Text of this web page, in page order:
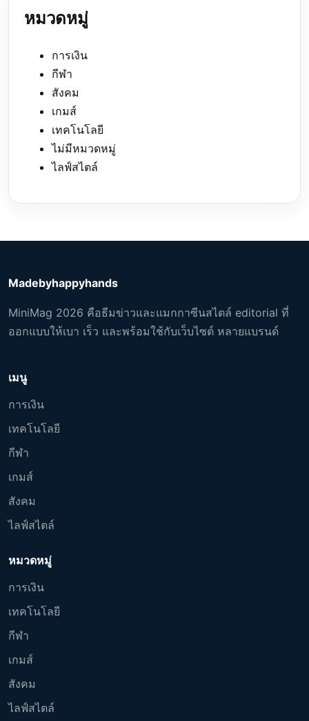
หมวดหมู่
การเงิน
กีฬา
สังคม
เกมส์
เทคโนโลยี
ไม่มีหมวดหมู่
ไลฟ์สไตล์
Madebyhappyhands
MiniMag 2026 คือธีมข่าวและแมกกาซีนสไตล์ editorial ที่
ออกแบบให้เบา เร็ว และพร้อมใช้กับเว็บไซต์ หลายแบรนด์
เมนู
การเงิน
เทคโนโลยี
กีฬา
เกมส์
สังคม
ไลฟ์สไตล์
หมวดหมู่
การเงิน
เทคโนโลยี
กีฬา
เกมส์
สังคม
ไลฟ์สไตล์